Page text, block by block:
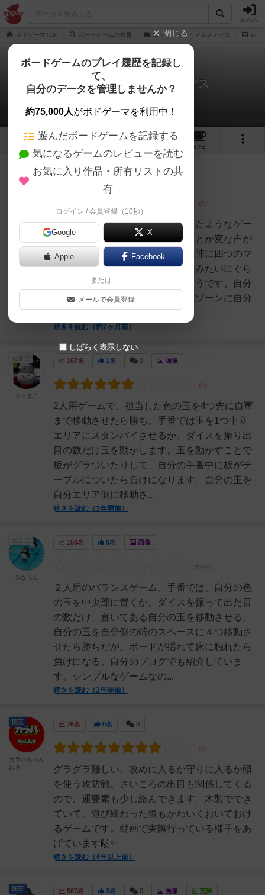
ログイン
ボドゲーマTOP ボードゲームの検索 ロック・ミー・アルキメデス レビ
ロック・ミー・アルキメデス
5件のレビュー
3 3 5
カフェ
124名
オシャレにステータスを全振りしたようなゲー
ムです。グラグラ傾くとおぉーっとか変な声が
出ます。勝敗の付け方としては自陣に四つのマ
ーブルを入れたら勝ち、シーソーみたいにぐら
つかせて下に着いた方が負けのようです。自分
の手番でやることは真ん中の中立ゾーンに自分
のマーブルを置くか、置...
続きを読む（約2ヶ月前）
国王
167名 1名 0 画像
2人用ゲームで、担当した色の玉を4つ先に自軍
まで移動させたら勝ち。手番では玉を1つ中立
エリアにスタンバイさせるか、ダイスを振り出
目の数だけ玉を動かします。玉を動かすことで
板がグラついたりして、自分の手番中に板がテ
ーブルについたら負けになります。自分の玉を
自分エリア側に移動さ...
続きを読む（3年弱前）
うらまこ
150名 0名 画像
２人用のバランスゲーム。手番では、自分の色
の玉を中央部に置くか、ダイスを振って出た目
の数だけ、置いてある自分の玉を移動させる。
自分の玉を自分側の端のスペースに４つ移動さ
せたら勝ちだが、ボードが揺れて床に触れたら
負けになる。自分のブログでも紹介していま
す。シンプルなゲームなの...
続きを読む（3年弱前）
たまご
みなりん
76名 0名 0
グラグラ難しい。攻めに入るか守りに入るか頭
を使う攻防戦。さいころの出目も関係してくる
ので、運要素も少し絡んできます。木製ででき
ていて、遊び終わった後もかわいくおいておけ
るゲームです。動画で実際行っている様子をあ
げています🙌✨
続きを読む（4年以上前）
国王
カラハちゃん
ねる
567名 2名 0 画像 充実
国王
閉じる
ボードゲームのプレイ履歴を記録し
て、
自分のデータを管理しませんか？
約75,000人がボドゲーマを利用中！
遊んだボードゲームを記録する
気になるゲームのレビューを読む
お気に入り作品・所有リストの共
有
ログイン / 会員登録（10秒）
Google X
Apple Facebook
または
メールで会員登録
しばらく表示しない